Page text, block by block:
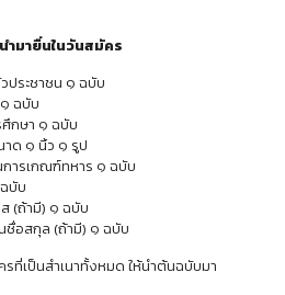
ำมายื่นในวันสมัคร
ประชาชน ๑ ฉบับ
๑ ฉบับ
ศึกษา ๑ ฉบับ
าด ๑ นิ้ว ๑ รูป
การเกณฑ์ทหาร ๑ ฉบับ
บับ
(ถ้ามี) ๑ ฉบับ
ชื่อสกุล (ถ้ามี) ๑ ฉบับ
ที่เป็นสำเนาทั้งหมด ให้นำต้นฉบับมา